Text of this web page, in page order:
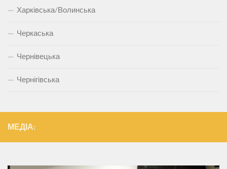
Харківська/Волинська
Черкаська
Чернівецька
Чернігівська
МЕДІА: